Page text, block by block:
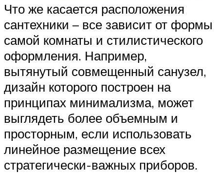
Что же касается расположения
сантехники – все зависит от формы
самой комнаты и стилистического
оформления. Например,
вытянутый совмещенный санузел,
дизайн которого построен на
принципах минимализма, может
выглядеть более объемным и
просторным, если использовать
линейное размещение всех
стратегически-важных приборов.